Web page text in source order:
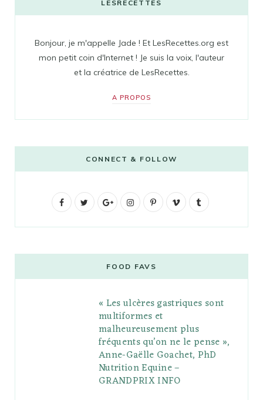
LESRECETTES
Bonjour, je m'appelle Jade ! Et LesRecettes.org est
mon petit coin d'Internet ! Je suis la voix, l'auteur
et la créatrice de LesRecettes.
A PROPOS
CONNECT & FOLLOW
F
b
t
G
g
l
e
P
l
s
I
t
a
g
r
a
m
P
e
r
e
s
V
o
l
r
FOOD FAVS
« Les ulcères gastriques sont
multiformes et
malheureusement plus
fréquents qu’on ne le pense »,
Anne-Gaëlle Goachet, PhD
Nutrition Equine –
GRANDPRIX INFO